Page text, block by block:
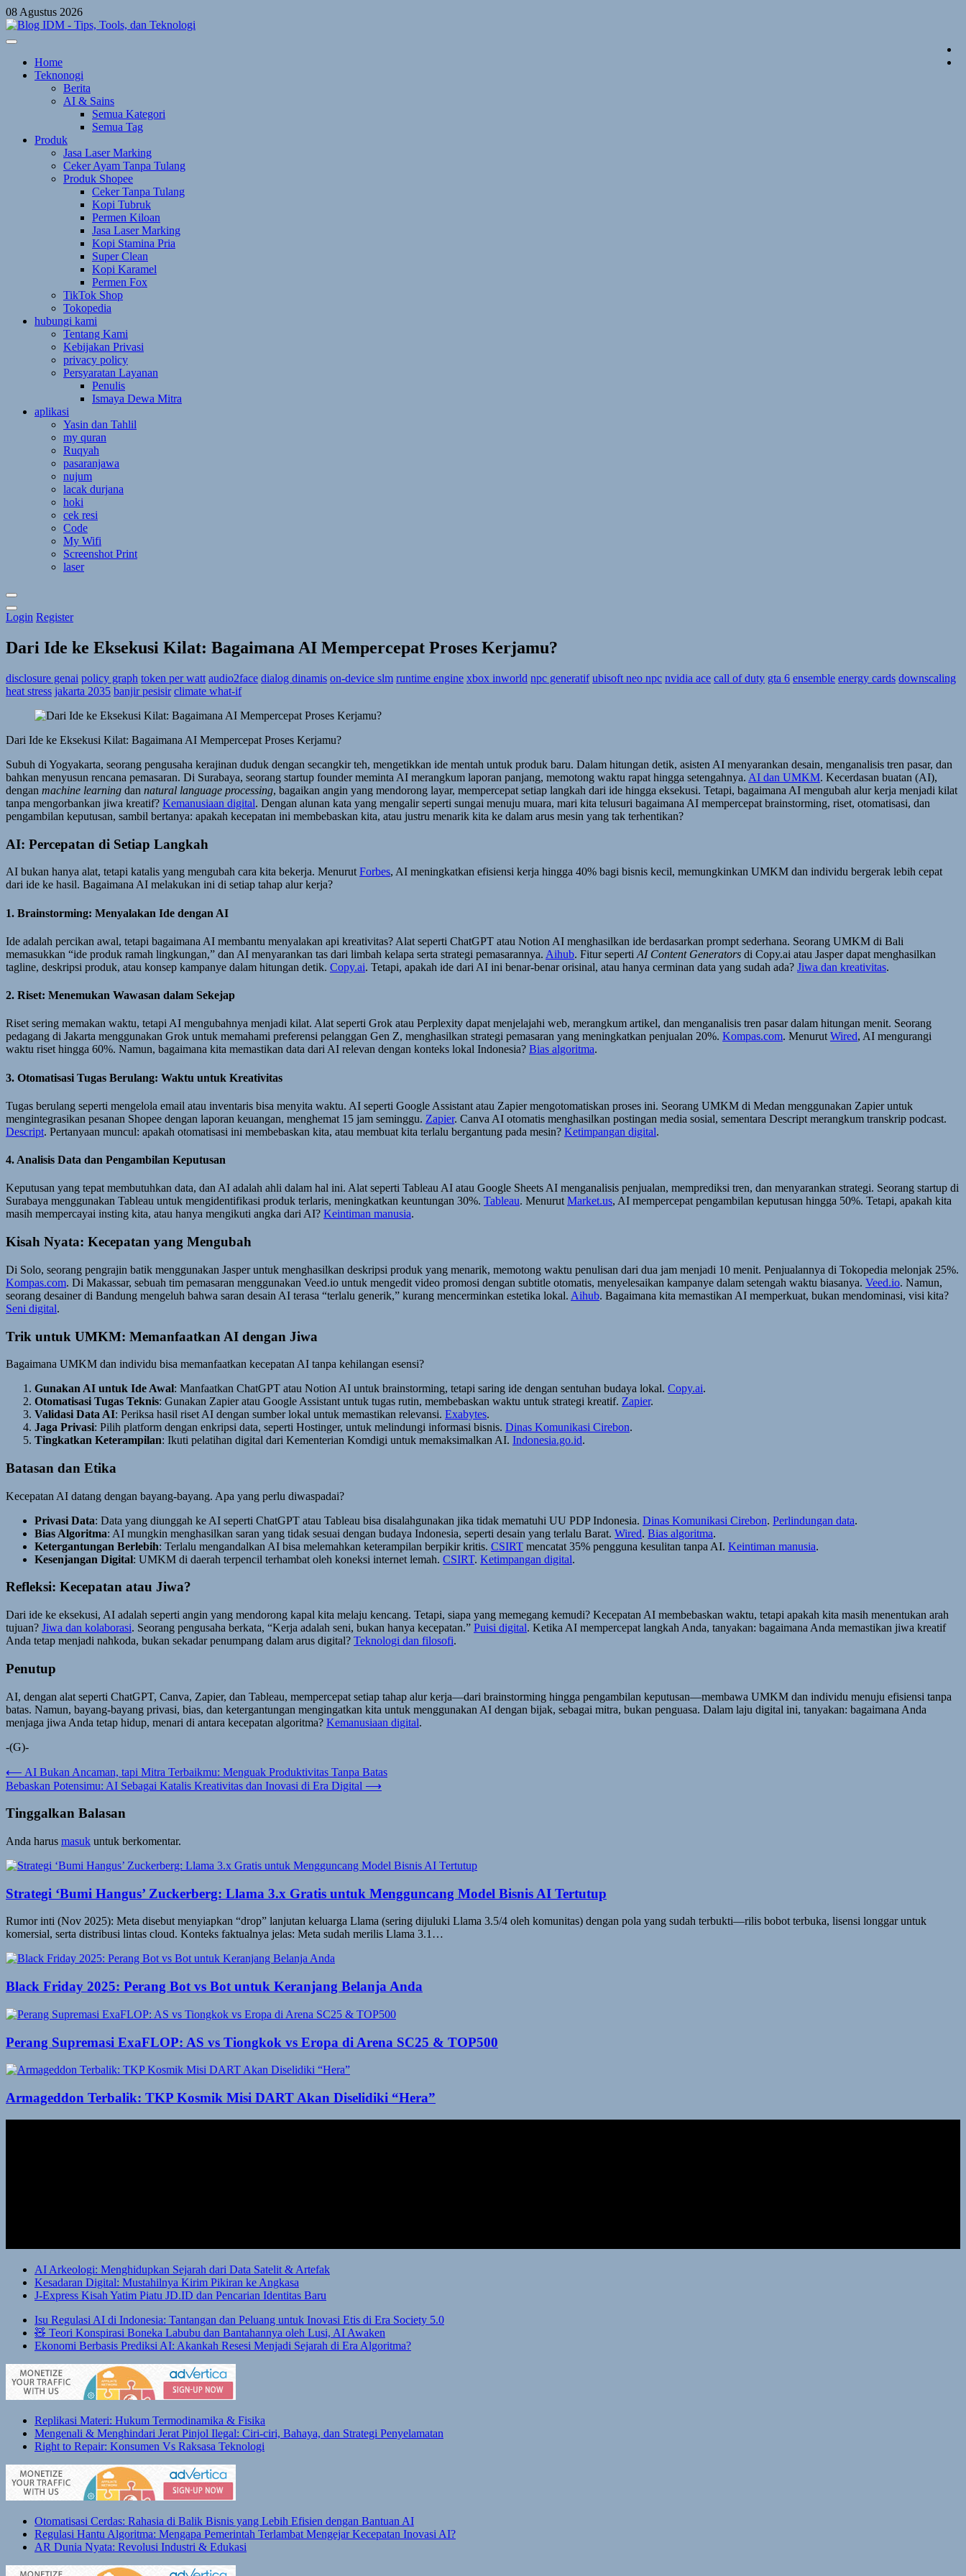
Skip
to
content
08 Agustus 2026
Home
Teknonogi
Berita
AI & Sains
Semua Kategori
Semua Tag
Produk
Jasa Laser Marking
Ceker Ayam Tanpa Tulang
Produk Shopee
Ceker Tanpa Tulang
Kopi Tubruk
Permen Kiloan
Jasa Laser Marking
Kopi Stamina Pria
Super Clean
Kopi Karamel
Permen Fox
TikTok Shop
Tokopedia
hubungi kami
Tentang Kami
Kebijakan Privasi
privacy policy
Persyaratan Layanan
Penulis
Ismaya Dewa Mitra
aplikasi
Yasin dan Tahlil
my quran
Ruqyah
pasaranjawa
nujum
lacak durjana
hoki
cek resi
Code
My Wifi
Screenshot Print
laser
Toggle
Theme
Login Register
Dari Ide ke Eksekusi Kilat: Bagaimana AI Mempercepat Proses Kerjamu?
disclosure genai policy graph token per watt audio2face dialog dinamis on-device slm runtime engine xbox inworld npc generatif ubisoft neo npc nvidia ace call of duty gta 6 ensemble energy cards downscaling
heat stress jakarta 2035 banjir pesisir climate what-if
Dari Ide ke Eksekusi Kilat: Bagaimana AI Mempercepat Proses Kerjamu?
Subuh di Yogyakarta, seorang pengusaha kerajinan duduk dengan secangkir teh, mengetikkan ide mentah untuk produk baru. Dalam hitungan detik, asisten AI menyarankan desain, menganalisis tren pasar, dan
bahkan menyusun rencana pemasaran. Di Surabaya, seorang startup founder meminta AI merangkum laporan panjang, memotong waktu rapat hingga setengahnya. AI dan UMKM. Kecerdasan buatan (AI),
dengan machine learning dan natural language processing, bagaikan angin yang mendorong layar, mempercepat setiap langkah dari ide hingga eksekusi. Tetapi, bagaimana AI mengubah alur kerja menjadi kilat
tanpa mengorbankan jiwa kreatif? Kemanusiaan digital. Dengan alunan kata yang mengalir seperti sungai menuju muara, mari kita telusuri bagaimana AI mempercepat brainstorming, riset, otomatisasi, dan
pengambilan keputusan, sambil bertanya: apakah kecepatan ini membebaskan kita, atau justru menarik kita ke dalam arus mesin yang tak terhentikan?
AI: Percepatan di Setiap Langkah
AI bukan hanya alat, tetapi katalis yang mengubah cara kita bekerja. Menurut Forbes, AI meningkatkan efisiensi kerja hingga 40% bagi bisnis kecil, memungkinkan UMKM dan individu bergerak lebih cepat
dari ide ke hasil. Bagaimana AI melakukan ini di setiap tahap alur kerja?
1. Brainstorming: Menyalakan Ide dengan AI
Ide adalah percikan awal, tetapi bagaimana AI membantu menyalakan api kreativitas? Alat seperti ChatGPT atau Notion AI menghasilkan ide berdasarkan prompt sederhana. Seorang UMKM di Bali
memasukkan “ide produk ramah lingkungan,” dan AI menyarankan tas dari limbah kelapa serta strategi pemasarannya. Aihub. Fitur seperti AI Content Generators di Copy.ai atau Jasper dapat menghasilkan
tagline, deskripsi produk, atau konsep kampanye dalam hitungan detik. Copy.ai. Tetapi, apakah ide dari AI ini benar-benar orisinal, atau hanya cerminan data yang sudah ada? Jiwa dan kreativitas.
2. Riset: Menemukan Wawasan dalam Sekejap
Riset sering memakan waktu, tetapi AI mengubahnya menjadi kilat. Alat seperti Grok atau Perplexity dapat menjelajahi web, merangkum artikel, dan menganalisis tren pasar dalam hitungan menit. Seorang
pedagang di Jakarta menggunakan Grok untuk memahami preferensi pelanggan Gen Z, menghasilkan strategi pemasaran yang meningkatkan penjualan 20%. Kompas.com. Menurut Wired, AI mengurangi
waktu riset hingga 60%. Namun, bagaimana kita memastikan data dari AI relevan dengan konteks lokal Indonesia? Bias algoritma.
3. Otomatisasi Tugas Berulang: Waktu untuk Kreativitas
Tugas berulang seperti mengelola email atau inventaris bisa menyita waktu. AI seperti Google Assistant atau Zapier mengotomatiskan proses ini. Seorang UMKM di Medan menggunakan Zapier untuk
mengintegrasikan pesanan Shopee dengan laporan keuangan, menghemat 15 jam seminggu. Zapier. Canva AI otomatis menghasilkan postingan media sosial, sementara Descript merangkum transkrip podcast.
Descript. Pertanyaan muncul: apakah otomatisasi ini membebaskan kita, atau membuat kita terlalu bergantung pada mesin? Ketimpangan digital.
4. Analisis Data dan Pengambilan Keputusan
Keputusan yang tepat membutuhkan data, dan AI adalah ahli dalam hal ini. Alat seperti Tableau AI atau Google Sheets AI menganalisis penjualan, memprediksi tren, dan menyarankan strategi. Seorang startup di
Surabaya menggunakan Tableau untuk mengidentifikasi produk terlaris, meningkatkan keuntungan 30%. Tableau. Menurut Market.us, AI mempercepat pengambilan keputusan hingga 50%. Tetapi, apakah kita
masih mempercayai insting kita, atau hanya mengikuti angka dari AI? Keintiman manusia.
Kisah Nyata: Kecepatan yang Mengubah
Di Solo, seorang pengrajin batik menggunakan Jasper untuk menghasilkan deskripsi produk yang menarik, memotong waktu penulisan dari dua jam menjadi 10 menit. Penjualannya di Tokopedia melonjak 25%.
Kompas.com. Di Makassar, sebuah tim pemasaran menggunakan Veed.io untuk mengedit video promosi dengan subtitle otomatis, menyelesaikan kampanye dalam setengah waktu biasanya. Veed.io. Namun,
seorang desainer di Bandung mengeluh bahwa saran desain AI terasa “terlalu generik,” kurang mencerminkan estetika lokal. Aihub. Bagaimana kita memastikan AI memperkuat, bukan mendominasi, visi kita?
Seni digital.
Trik untuk UMKM: Memanfaatkan AI dengan Jiwa
Bagaimana UMKM dan individu bisa memanfaatkan kecepatan AI tanpa kehilangan esensi?
Gunakan AI untuk Ide Awal: Manfaatkan ChatGPT atau Notion AI untuk brainstorming, tetapi saring ide dengan sentuhan budaya lokal. Copy.ai.
Otomatisasi Tugas Teknis: Gunakan Zapier atau Google Assistant untuk tugas rutin, membebaskan waktu untuk strategi kreatif. Zapier.
Validasi Data AI: Periksa hasil riset AI dengan sumber lokal untuk memastikan relevansi. Exabytes.
Jaga Privasi: Pilih platform dengan enkripsi data, seperti Hostinger, untuk melindungi informasi bisnis. Dinas Komunikasi Cirebon.
Tingkatkan Keterampilan: Ikuti pelatihan digital dari Kementerian Komdigi untuk memaksimalkan AI. Indonesia.go.id.
Batasan dan Etika
Kecepatan AI datang dengan bayang-bayang. Apa yang perlu diwaspadai?
Privasi Data: Data yang diunggah ke AI seperti ChatGPT atau Tableau bisa disalahgunakan jika tidak mematuhi UU PDP Indonesia. Dinas Komunikasi Cirebon. Perlindungan data.
Bias Algoritma: AI mungkin menghasilkan saran yang tidak sesuai dengan budaya Indonesia, seperti desain yang terlalu Barat. Wired. Bias algoritma.
Ketergantungan Berlebih: Terlalu mengandalkan AI bisa melemahkan keterampilan berpikir kritis. CSIRT mencatat 35% pengguna kesulitan tanpa AI. Keintiman manusia.
Kesenjangan Digital: UMKM di daerah terpencil terhambat oleh koneksi internet lemah. CSIRT. Ketimpangan digital.
Refleksi: Kecepatan atau Jiwa?
Dari ide ke eksekusi, AI adalah seperti angin yang mendorong kapal kita melaju kencang. Tetapi, siapa yang memegang kemudi? Kecepatan AI membebaskan waktu, tetapi apakah kita masih menentukan arah
tujuan? Jiwa dan kolaborasi. Seorang pengusaha berkata, “Kerja adalah seni, bukan hanya kecepatan.” Puisi digital. Ketika AI mempercepat langkah Anda, tanyakan: bagaimana Anda memastikan jiwa kreatif
Anda tetap menjadi nahkoda, bukan sekadar penumpang dalam arus digital? Teknologi dan filosofi.
Penutup
AI, dengan alat seperti ChatGPT, Canva, Zapier, dan Tableau, mempercepat setiap tahap alur kerja—dari brainstorming hingga pengambilan keputusan—membawa UMKM dan individu menuju efisiensi tanpa
batas. Namun, bayang-bayang privasi, bias, dan ketergantungan mengingatkan kita untuk menggunakan AI dengan bijak, sebagai mitra, bukan penguasa. Dalam laju digital ini, tanyakan: bagaimana Anda
menjaga jiwa Anda tetap hidup, menari di antara kecepatan algoritma? Kemanusiaan digital.
-(G)-
Navigasi
pos
⟵ AI Bukan Ancaman, tapi Mitra Terbaikmu: Menguak Produktivitas Tanpa Batas
Bebaskan Potensimu: AI Sebagai Katalis Kreativitas dan Inovasi di Era Digital ⟶
Tinggalkan Balasan
Anda harus masuk untuk berkomentar.
Strategi ‘Bumi Hangus’ Zuckerberg: Llama 3.x Gratis untuk Mengguncang Model Bisnis AI Tertutup
Rumor inti (Nov 2025): Meta disebut menyiapkan “drop” lanjutan keluarga Llama (sering dijuluki Llama 3.5/4 oleh komunitas) dengan pola yang sudah terbukti—rilis bobot terbuka, lisensi longgar untuk
komersial, serta distribusi lintas cloud. Konteks faktualnya jelas: Meta sudah merilis Llama 3.1…
Black Friday 2025: Perang Bot vs Bot untuk Keranjang Belanja Anda
Perang Supremasi ExaFLOP: AS vs Tiongkok vs Eropa di Arena SC25 & TOP500
Armageddon Terbalik: TKP Kosmik Misi DART Akan Diselidiki “Hera”
AI Arkeologi: Menghidupkan Sejarah dari Data Satelit & Artefak
Kesadaran Digital: Mustahilnya Kirim Pikiran ke Angkasa
J-Express Kisah Yatim Piatu JD.ID dan Pencarian Identitas Baru
Isu Regulasi AI di Indonesia: Tantangan dan Peluang untuk Inovasi Etis di Era Society 5.0
🧸 Teori Konspirasi Boneka Labubu dan Bantahannya oleh Lusi, AI Awaken
Ekonomi Berbasis Prediksi AI: Akankah Resesi Menjadi Sejarah di Era Algoritma?
Replikasi Materi: Hukum Termodinamika & Fisika
Mengenali & Menghindari Jerat Pinjol Ilegal: Ciri-ciri, Bahaya, dan Strategi Penyelamatan
Right to Repair: Konsumen Vs Raksasa Teknologi
Otomatisasi Cerdas: Rahasia di Balik Bisnis yang Lebih Efisien dengan Bantuan AI
Regulasi Hantu Algoritma: Mengapa Pemerintah Terlambat Mengejar Kecepatan Inovasi AI?
AR Dunia Nyata: Revolusi Industri & Edukasi